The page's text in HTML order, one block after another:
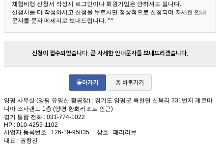
체험비행 신청서 작성시 로그인이나 회원가입은 안하셔도 됩니다.
신청서를 다 작성하시고 신청을 누르시면 정상적으로 신청되며 자세한 안내
문자를 문자 메세지로 보내드립니다. ^^
신청이 접수되었습니다. 곧 자세한 안내문자를 보내드리겠습니다.
돌아가기 홈 바로가기
양평 사무실 (양평 유명산 활공장) : 경기도 양평군 옥천면 신복리 331번지 게르마
니아 스파랜드 1층 (양평 한화리조트 인근)
경기 통합 전화 : 031-774-1022
HP : 010-4255-1102
사업자 등록번호 : 126-19-95835 상호 : 패러러브
대표 : 권창진